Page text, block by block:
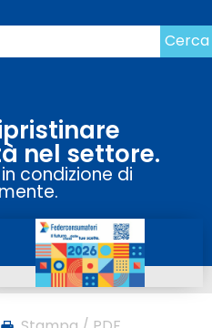
Cerca
nel settore.
condizione di